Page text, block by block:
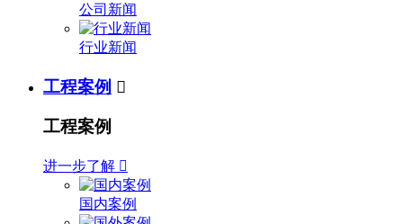
公司新闻
行业新闻
工程案例 
工程案例
进一步了解 
国内案例